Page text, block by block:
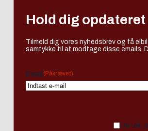
Hold dig opdateret
Tilmeld dig vores nyhedsbrev og få
samtykke til at modtage disse emails.
Email (Påkrævet)
Ja tak,